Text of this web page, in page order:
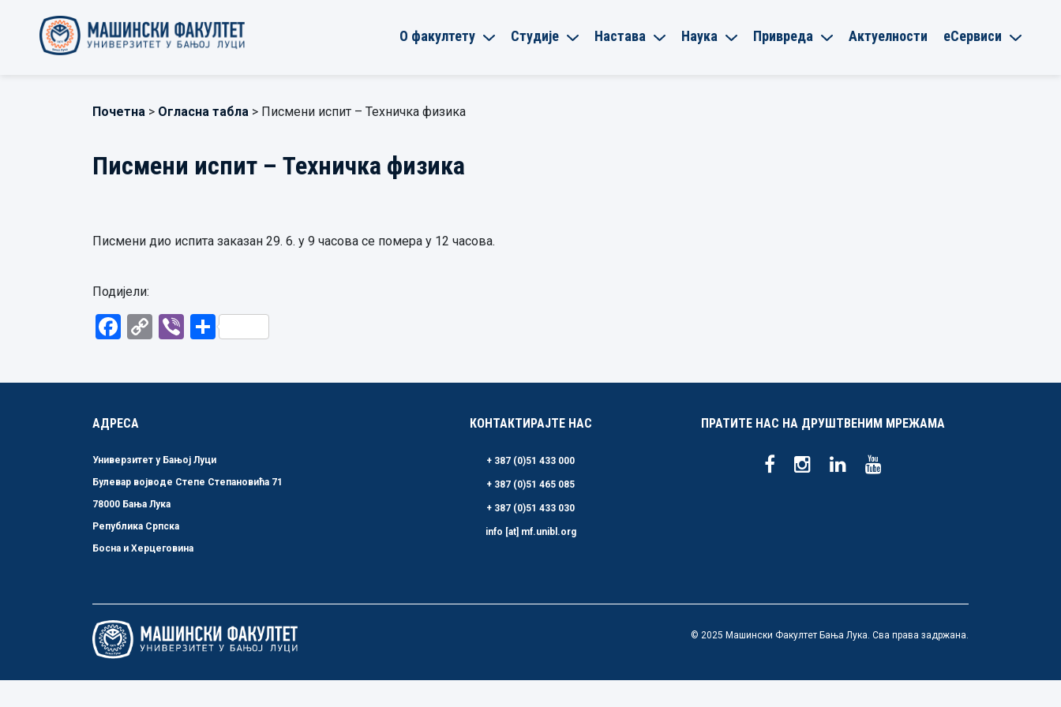
О факултету Студије Настава Наука Привреда Актуелности еСервиси
Почетна > Огласна табла > Писмени испит – Техничка физика
Писмени испит – Техничка физика
Писмени дио испита заказан 29. 6. у 9 часова се помера у 12 часова.
Подијели:
Facebook
CopyViberShare
АДРЕСА
Универзитет у Бањој Луци
Булевар војводе Степе Степановића 71
78000 Бања Лука
Република Српска
Босна и Херцеговина
КОНТАКТИРАЈТЕ НАС
+ 387 (0)51 433 000
+ 387 (0)51 465 085
+ 387 (0)51 433 030
info [at] mf.unibl.org
ПРАТИТЕ НАС НА ДРУШТВЕНИМ МРЕЖАМА
© 2025 Машински Факултет Бања Лука. Сва права задржана.